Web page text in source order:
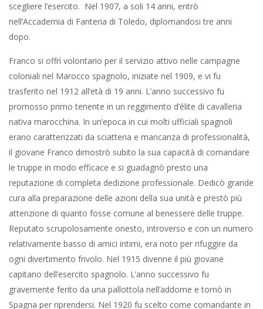
scegliere l’esercito. Nel 1907, a soli 14 anni, entrò
nell’Accademia di Fanteria di Toledo, diplomandosi tre anni
dopo.
Franco si offrì volontario per il servizio attivo nelle campagne
coloniali nel Marocco spagnolo, iniziate nel 1909, e vi fu
trasferito nel 1912 all’età di 19 anni. L’anno successivo fu
promosso primo tenente in un reggimento d’élite di cavalleria
nativa marocchina. In un’epoca in cui molti ufficiali spagnoli
erano caratterizzati da sciatteria e mancanza di professionalità,
il giovane Franco dimostrò subito la sua capacità di comandare
le truppe in modo efficace e si guadagnò presto una
reputazione di completa dedizione professionale. Dedicò grande
cura alla preparazione delle azioni della sua unità e prestò più
attenzione di quanto fosse comune al benessere delle truppe.
Reputato scrupolosamente onesto, introverso e con un numero
relativamente basso di amici intimi, era noto per rifuggire da
ogni divertimento frivolo. Nel 1915 divenne il più giovane
capitano dell’esercito spagnolo. L’anno successivo fu
gravemente ferito da una pallottola nell’addome e tornò in
Spagna per riprendersi. Nel 1920 fu scelto come comandante in